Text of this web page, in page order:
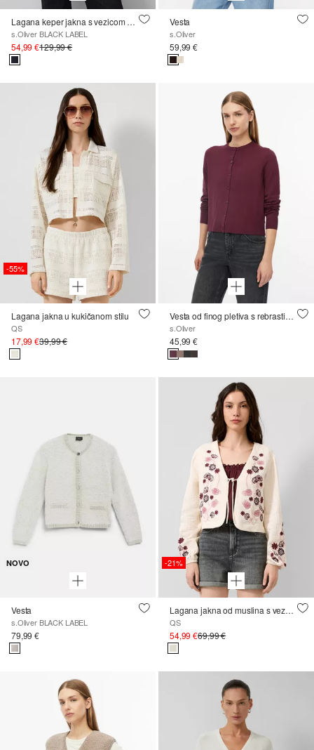
Lagana keper jakna s vezicom u struku
s.Oliver BLACK LABEL
54,99 €129,99 €
Vesta
s.Oliver
59,99 €
-55%
Lagana jakna u kukičanom stilu
QS
17,99 €39,99 €
Vesta od finog pletiva s rebrastim pasicama
s.Oliver
45,99 €
NOVO
Vesta
s.Oliver BLACK LABEL
79,99 €
-21%
Lagana jakna od muslina s vezom
QS
54,99 €69,99 €